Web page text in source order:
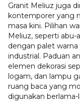
Granit Meliuz juga
kontemporer yang
masa kini. Pilihan
Meliuz, seperti
dengan palet warna
industrial. Paduan
elemen dekorasi
logam, dan lampu
ruang baca yang
digunakan berlama-